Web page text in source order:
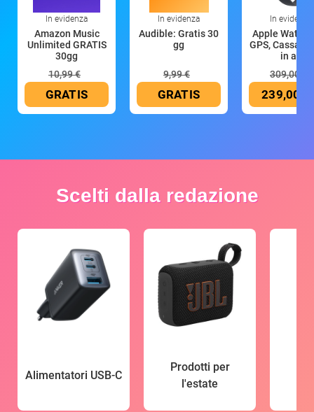
In evidenza
Amazon Music
Unlimited GRATIS
30gg
10,99 €
GRATIS
In evidenza
Audible: Gratis 30
gg
9,99 €
GRATIS
In evidenza
Apple Watch
GPS, Cassa
in all
309,00 €
239,00 €
Scelti dalla redazione
Alimentatori USB-C
Prodotti per
l'estate